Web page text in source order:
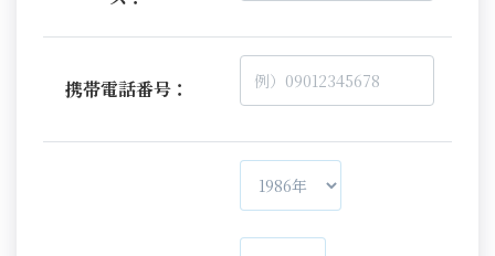
携帯電話番号：